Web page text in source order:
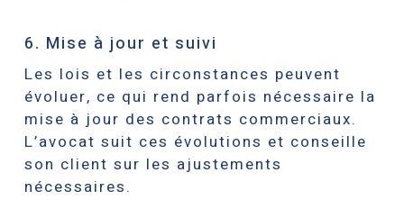
6. Mise à jour et suivi
Les lois et les circonstances peuvent
évoluer, ce qui rend parfois nécessaire la
mise à jour des contrats commerciaux.
L’avocat suit ces évolutions et conseille
son client sur les ajustements
nécessaires.